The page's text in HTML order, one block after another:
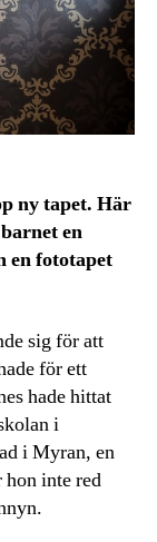
ny tapet. Här
en
en fototapet
sig för att
för ett
hade hittat
i
i Myran, en
hon inte red